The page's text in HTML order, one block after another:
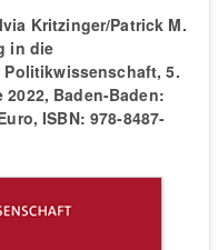
Kritzinger/Patrick M.
in die
5.
Baden-Baden:
ISBN: 978-8487-